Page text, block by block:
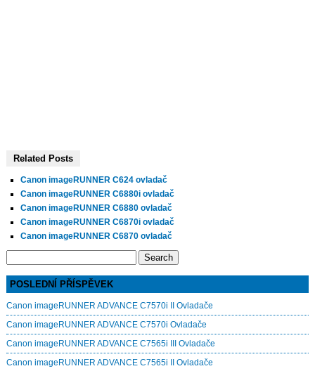
Related Posts
Canon imageRUNNER C624 ovladač
Canon imageRUNNER C6880i ovladač
Canon imageRUNNER C6880 ovladač
Canon imageRUNNER C6870i ovladač
Canon imageRUNNER C6870 ovladač
POSLEDNÍ PŘÍSPĚVEK
Canon imageRUNNER ADVANCE C7570i II Ovladače
Canon imageRUNNER ADVANCE C7570i Ovladače
Canon imageRUNNER ADVANCE C7565i III Ovladače
Canon imageRUNNER ADVANCE C7565i II Ovladače